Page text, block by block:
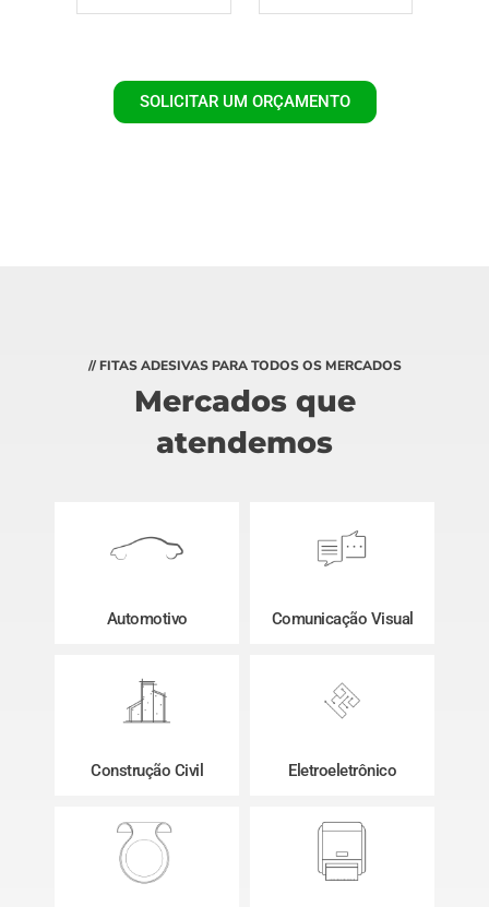
SOLICITAR UM ORÇAMENTO
// FITAS ADESIVAS PARA TODOS OS MERCADOS
Mercados que
atendemos
Automotivo Comunicação Visual
Construção Civil Eletroeletrônico